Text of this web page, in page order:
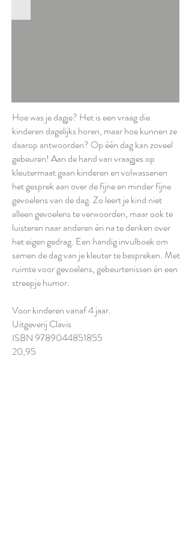
Hoe was je dagje? Het is een vraag die
kinderen dagelijks horen, maar hoe kunnen ze
daarop antwoorden? Op één dag kan zoveel
gebeuren! Aan de hand van vraagjes op
kleutermaat gaan kinderen en volwassenen
het gesprek aan over de fijne en minder fijne
gevoelens van de dag. Zo leert je kind niet
alleen gevoelens te verwoorden, maar ook te
luisteren naar anderen én na te denken over
het eigen gedrag. Een handig invulboek om
samen de dag van je kleuter te bespreken. Met
ruimte voor gevoelens, gebeurtenissen én een
streepje humor.
Voor kinderen vanaf 4 jaar.
Uitgeverij Clavis
ISBN9789044851855
20,95